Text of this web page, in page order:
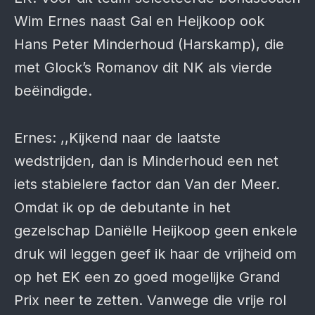
Wim Ernes naast Gal en Heijkoop ook
Hans Peter Minderhoud (Harskamp), die
met Glock’s Romanov dit NK als vierde
beëindigde.
Ernes: ,,Kijkend naar de laatste
wedstrijden, dan is Minderhoud een net
iets stabielere factor dan Van der Meer.
Omdat ik op de debutante in het
gezelschap Daniëlle Heijkoop geen enkele
druk wil leggen geef ik haar de vrijheid om
op het EK een zo goed mogelijke Grand
Prix neer te zetten. Vanwege die vrije rol